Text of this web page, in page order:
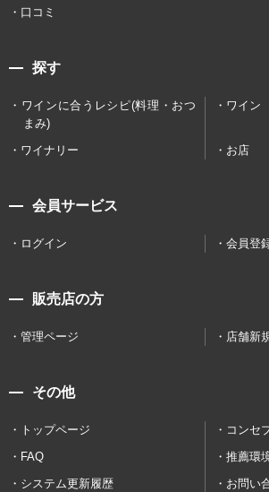
口コミ
探す
ワインに合うレシピ(料理・おつ
まみ)
ワイン
ワイナリー お店
会員サービス
ログイン 会員登
販売店の方
管理ページ 店舗新
その他
トップページ
コンセ
FAQ
推薦環
システム更新履歴
お問い